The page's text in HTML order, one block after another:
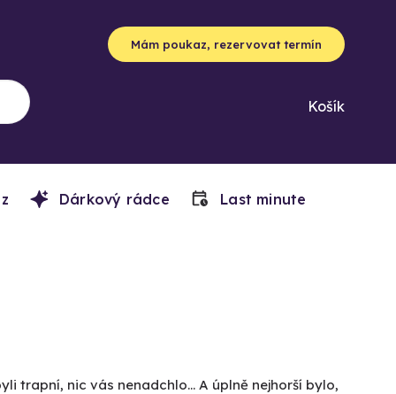
Mám poukaz, rezervovat termín
Košík
Dárkový rádce Last minute
trapní, nic vás nenadchlo... A úplně nejhorší bylo,